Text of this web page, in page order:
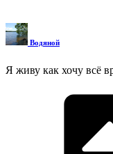
Водяной
Я живу как хочу всё